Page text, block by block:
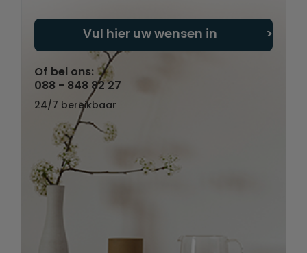
Vul hier uw wensen in
Of bel ons:
088 - 848 82 27
24/7 bereikbaar